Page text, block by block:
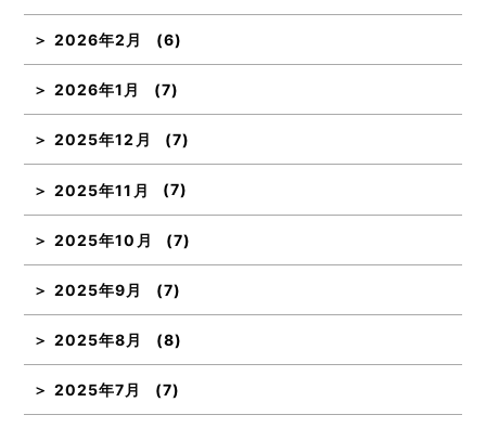
2026年2月 (6)
2026年1月 (7)
2025年12月 (7)
2025年11月 (7)
2025年10月 (7)
2025年9月 (7)
2025年8月 (8)
2025年7月 (7)